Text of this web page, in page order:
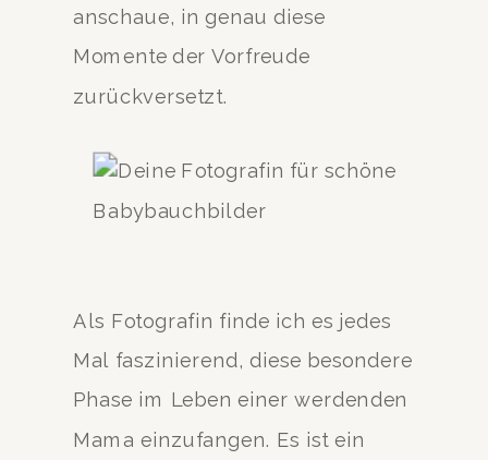
anschaue, in genau diese
Momente der Vorfreude
zurückversetzt.
Als Fotografin finde ich es jedes
Mal faszinierend, diese besondere
Phase im Leben einer werdenden
Mama einzufangen. Es ist ein